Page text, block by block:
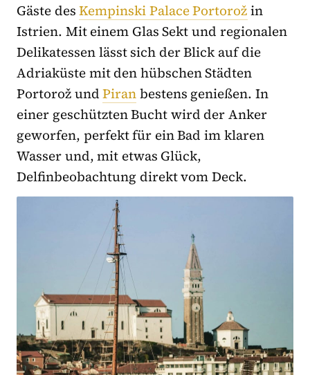
Gäste desKempinski Palace Portorožin
Istrien. Mit einem Glas Sekt und regionalen
Delikatessen lässt sich der Blick auf die
Adriaküste mit den hübschen Städten
Portorož undPiranbestens genießen. In
einer geschützten Bucht wird der Anker
geworfen, perfekt für ein Bad im klaren
Wasser und, mit etwas Glück,
Delfinbeobachtung direkt vom Deck.